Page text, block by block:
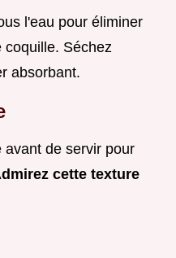
l'eau pour éliminer
coquille. Séchez
absorbant.
de servir pour
cette texture